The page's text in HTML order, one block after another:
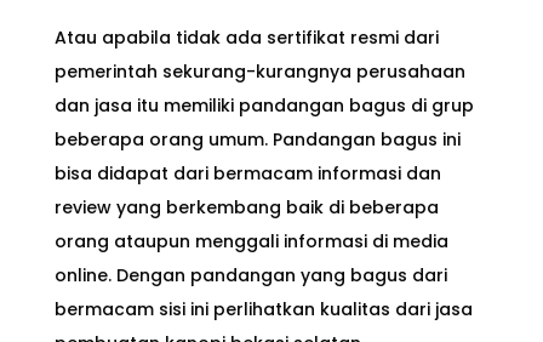
Atau apabila tidak ada sertifikat resmi dari
pemerintah sekurang-kurangnya perusahaan
dan jasa itu memiliki pandangan bagus di grup
beberapa orang umum. Pandangan bagus ini
bisa didapat dari bermacam informasi dan
review yang berkembang baik di beberapa
orang ataupun menggali informasi di media
online. Dengan pandangan yang bagus dari
bermacam sisi ini perlihatkan kualitas dari jasa